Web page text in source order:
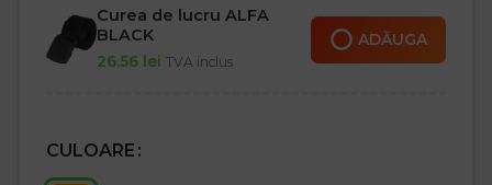
– Două buzunare în partea inferioară a vestei
– Buzunare suplimentare pentru accesorii
– Există un buzunar în interior cu închidere cu velcro
– Dungile reflectorizante asigura o vizibilitate mai buna
Curea de lucru ALFA
BLACK
26.56 lei TVA inclus
ADĂUGA
CULOARE